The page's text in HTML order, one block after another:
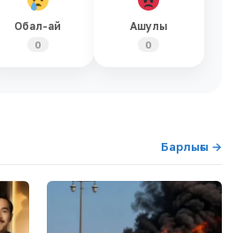
Обал-ай
0
Ашулы
0
Барлығы →